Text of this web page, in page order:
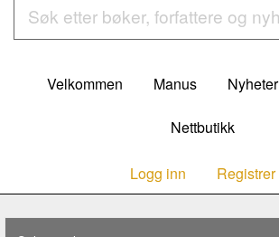
Velkommen Manus Nyheter
Nettbutikk
Logg inn Registrer